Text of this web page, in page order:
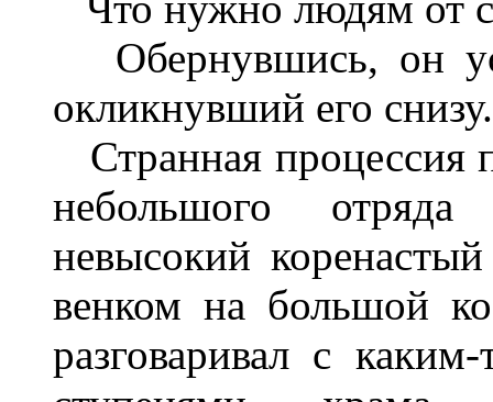
Обернувшись, он
окликнувший его снизу.
Странная процессия
небольшого
невысокий
венком на большой
разговаривал с